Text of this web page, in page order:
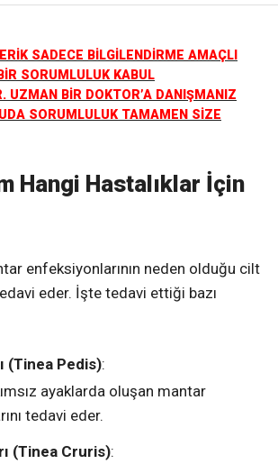
SADECE BİLGİLENDİRME AMAÇLI
SORUMLULUK KABUL
UZMAN BİR DOKTOR’A DANIŞMANIZ
SORUMLULUK TAMAMEN SİZE
Hangi Hastalıklar İçin
enfeksiyonlarının neden olduğu cilt
eder. İşte tedavi ettiği bazı
(Tinea Pedis):
ayaklarda oluşan mantar
tedavi eder.
(Tinea Cruris):